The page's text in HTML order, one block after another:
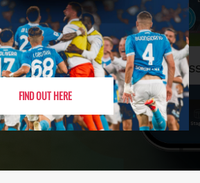
FIND OUT HERE